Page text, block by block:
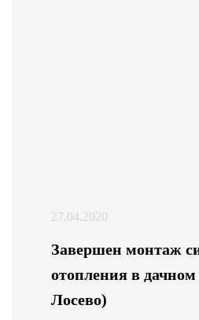
27.04.2020
Завершен монтаж
отопления в
Лосево)